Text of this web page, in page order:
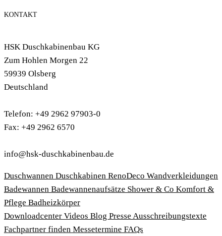
KONTAKT
HSK Duschkabinenbau KG
Zum Hohlen Morgen 22
59939 Olsberg
Deutschland
Telefon: +49 2962 97903-0
Fax: +49 2962 6570
info@hsk-duschkabinenbau.de
Duschwannen Duschkabinen RenoDeco Wandverkleidungen
Badewannen Badewannenaufsätze Shower & Co Komfort &
Pflege Badheizkörper
Download­center Videos Blog Presse Ausschreibungstexte
Fachpartner finden Messetermine FAQs